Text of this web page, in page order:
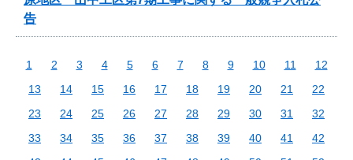
告
1 2 3 4 5 6 7 8 9 10 11
12
13
14 15 16 17 18 19 20 21
22
23
24 25 26 27 28 29 30 31
32
33
34 35 36 37 38 39 40 41
42